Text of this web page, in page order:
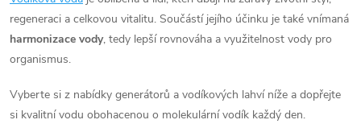
v
k
y
regeneraci a celkovou vitalitu. Součástí jejího účinku je také vnímaná
harmonizace vody, tedy lepší rovnováha a využitelnost vody pro
organismus.
Vyberte si z nabídky generátorů a vodíkových lahví níže a dopřejte
si kvalitní vodu obohacenou o molekulární vodík každý den.